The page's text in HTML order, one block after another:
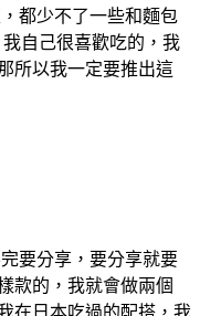
都少不了一些和麵包
我自己很喜歡吃的，我
所以我一定要推出這
要分享，要分享就要
款的，我就會做兩個
在日本吃過的配搭，我